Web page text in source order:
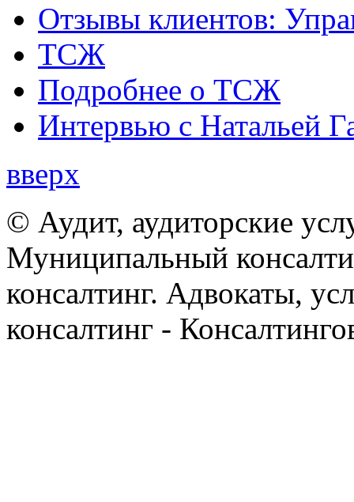
Отзывы клиентов:
ТСЖ
Подробнее о ТСЖ
Интервью с Натальей
вверх
© Аудит, аудиторские
Муниципальный
консалтинг. Адвокаты,
консалтинг -